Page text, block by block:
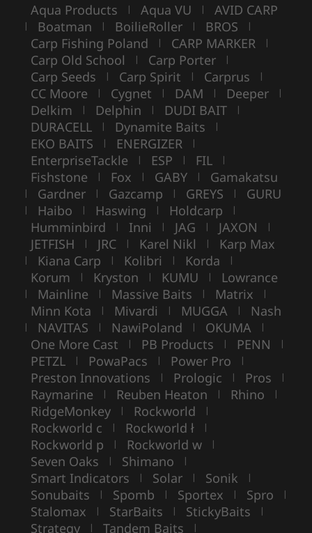
Aqua Products | Aqua VU | AVID CARP
| Boatman | BoilieRoller | BROS |
Carp Fishing Poland | CARP MARKER |
Carp Old School | Carp Porter |
Carp Seeds | Carp Spirit | Carprus |
CC Moore | Cygnet | DAM | Deeper |
Delkim | Delphin | DUDI BAIT |
DURACELL | Dynamite Baits |
EKO BAITS | ENERGIZER |
EnterpriseTackle | ESP | FIL |
Fishstone | Fox | GABY | Gamakatsu
| Gardner | Gazcamp | GREYS | GURU
| Haibo | Haswing | Holdcarp |
Humminbird | Inni | JAG | JAXON |
JETFISH | JRC | Karel Nikl | Karp Max
| Kiana Carp | Kolibri | Korda |
Korum | Kryston | KUMU | Lowrance
| Mainline | Massive Baits | Matrix |
Minn Kota | Mivardi | MUGGA | Nash
| NAVITAS | NawiPoland | OKUMA |
One More Cast | PB Products | PENN |
PETZL | PowaPacs | Power Pro |
Preston Innovations | Prologic | Pros |
Raymarine | Reuben Heaton | Rhino |
RidgeMonkey | Rockworld |
Rockworld c | Rockworld ł |
Rockworld p | Rockworld w |
Seven Oaks | Shimano |
Smart Indicators | Solar | Sonik |
Sonubaits | Spomb | Sportex | Spro |
Stalomax | StarBaits | StickyBaits |
Strategy | Tandem Baits |